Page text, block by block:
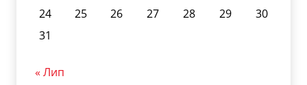
24
25 26 27 28 29
30
31
« Лип